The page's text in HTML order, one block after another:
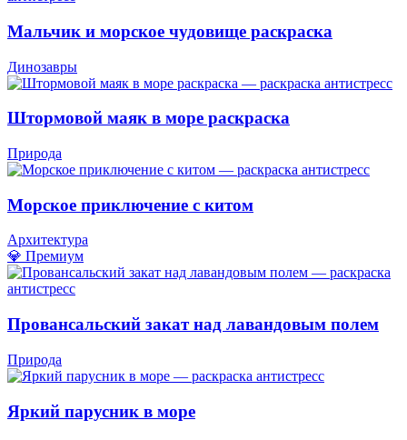
Мальчик и морское чудовище раскраска
Динозавры
Штормовой маяк в море раскраска
Природа
Морское приключение с китом
Архитектура
💎 Премиум
Провансальский закат над лавандовым полем
Природа
Яркий парусник в море